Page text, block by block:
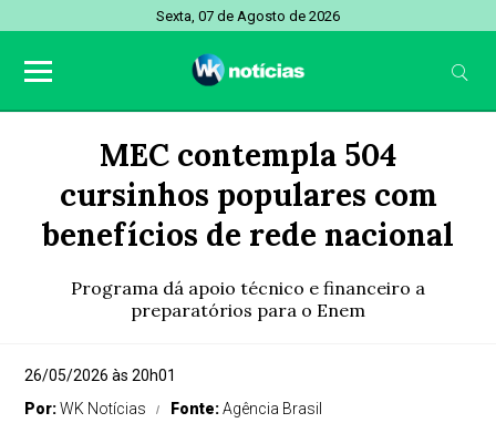
Sexta, 07 de Agosto de 2026
MEC contempla 504
cursinhos populares com
benefícios de rede nacional
Programa dá apoio técnico e financeiro a
preparatórios para o Enem
26/05/2026 às 20h01
Por:WK Notícias Fonte:Agência Brasil